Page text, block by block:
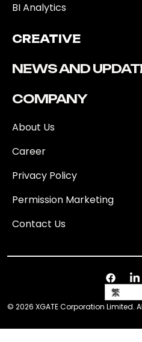
BI Analytics
CREATIVE
NEWS AND
COMPANY
About Us
Career
Privacy Policy
Permission Marketing
Contact Us
© 2026 XGATE Corporation Limited.
繁